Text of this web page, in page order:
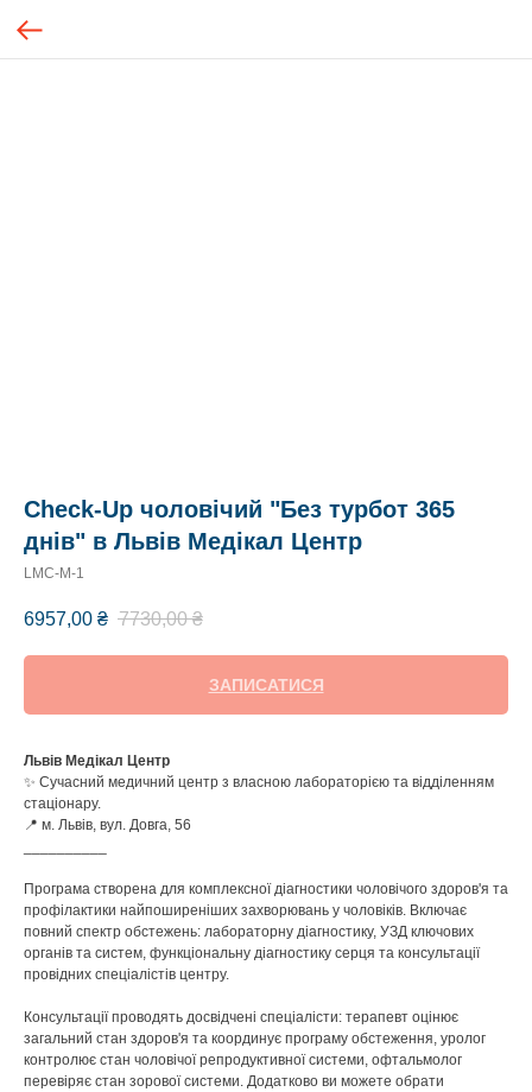
Check-Up чоловічий "Без турбот 365
днів" в Львів Медікал Центр
LMC-M-1
6957,00 ₴ 7730,00 ₴
ЗАПИСАТИСЯ
Львів Медікал Центр
✨ Сучасний медичний центр з власною лабораторією та відділенням
стаціонару.
📍 м. Львів, вул. Довга, 56
Програма створена для комплексної діагностики чоловічого здоров'я та
профілактики найпоширеніших захворювань у чоловіків. Включає
повний спектр обстежень: лабораторну діагностику, УЗД ключових
органів та систем, функціональну діагностику серця та консультації
провідних спеціалістів центру.
Консультації проводять досвідчені спеціалісти: терапевт оцінює
загальний стан здоров'я та координує програму обстеження, уролог
контролює стан чоловічої репродуктивної системи, офтальмолог
перевіряє стан зорової системи. Додатково ви можете обрати